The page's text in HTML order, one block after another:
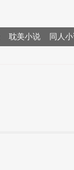
耽美小说 同人